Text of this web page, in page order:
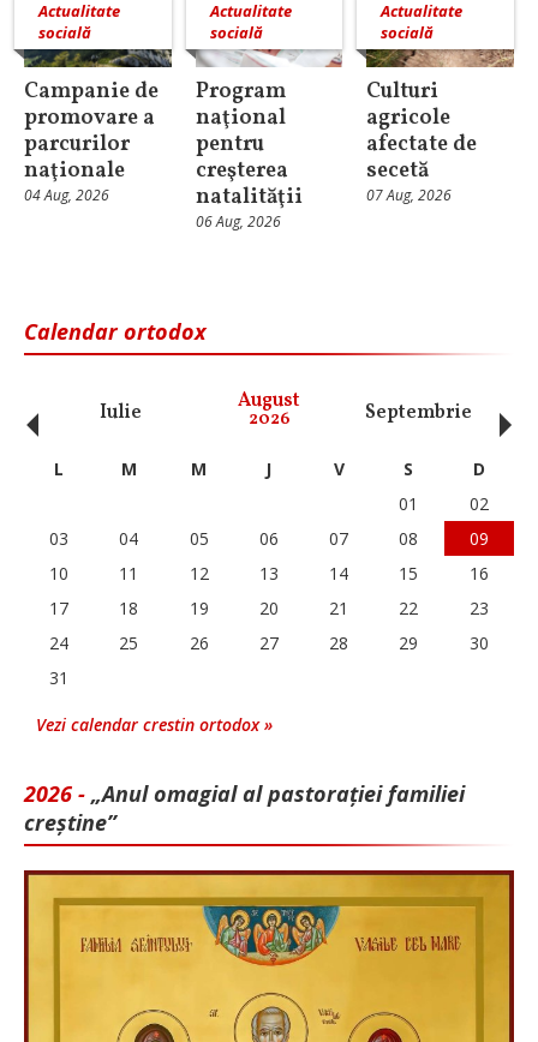
Actualitate
socială
Campanie de
promovare a
parcurilor
naţionale
04 Aug, 2026
Actualitate
socială
Program
naţional
pentru
creşterea
natalităţii
06 Aug, 2026
Actualitate
socială
Culturi
agricole
afectate de
secetă
07 Aug, 2026
Calendar ortodox
Iulie August
2026 Septembrie
‹ L M M J V S
D
01
02
03
04 05 06 07 08
09
10
11 12 13 14 15
16
17
18 19 20 21 22
23
24
25 26 27 28 29
30
31
Vezi calendar crestin ortodox »
2026 - „Anul omagial al pastorației familiei
creștine”